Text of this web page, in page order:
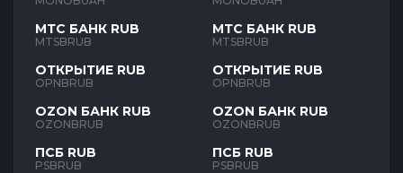
МТС БАНК RUB
MTSBRUB
ОТКРЫТИЕ RUB
OPNBRUB
OZON БАНК RUB
OZONBRUB
ПСБ RUB
PSBRUB
МТС БАНК RUB
MTSBRUB
ОТКРЫТИЕ RUB
OPNBRUB
OZON БАНК RUB
OZONBRUB
ПСБ RUB
PSBRUB